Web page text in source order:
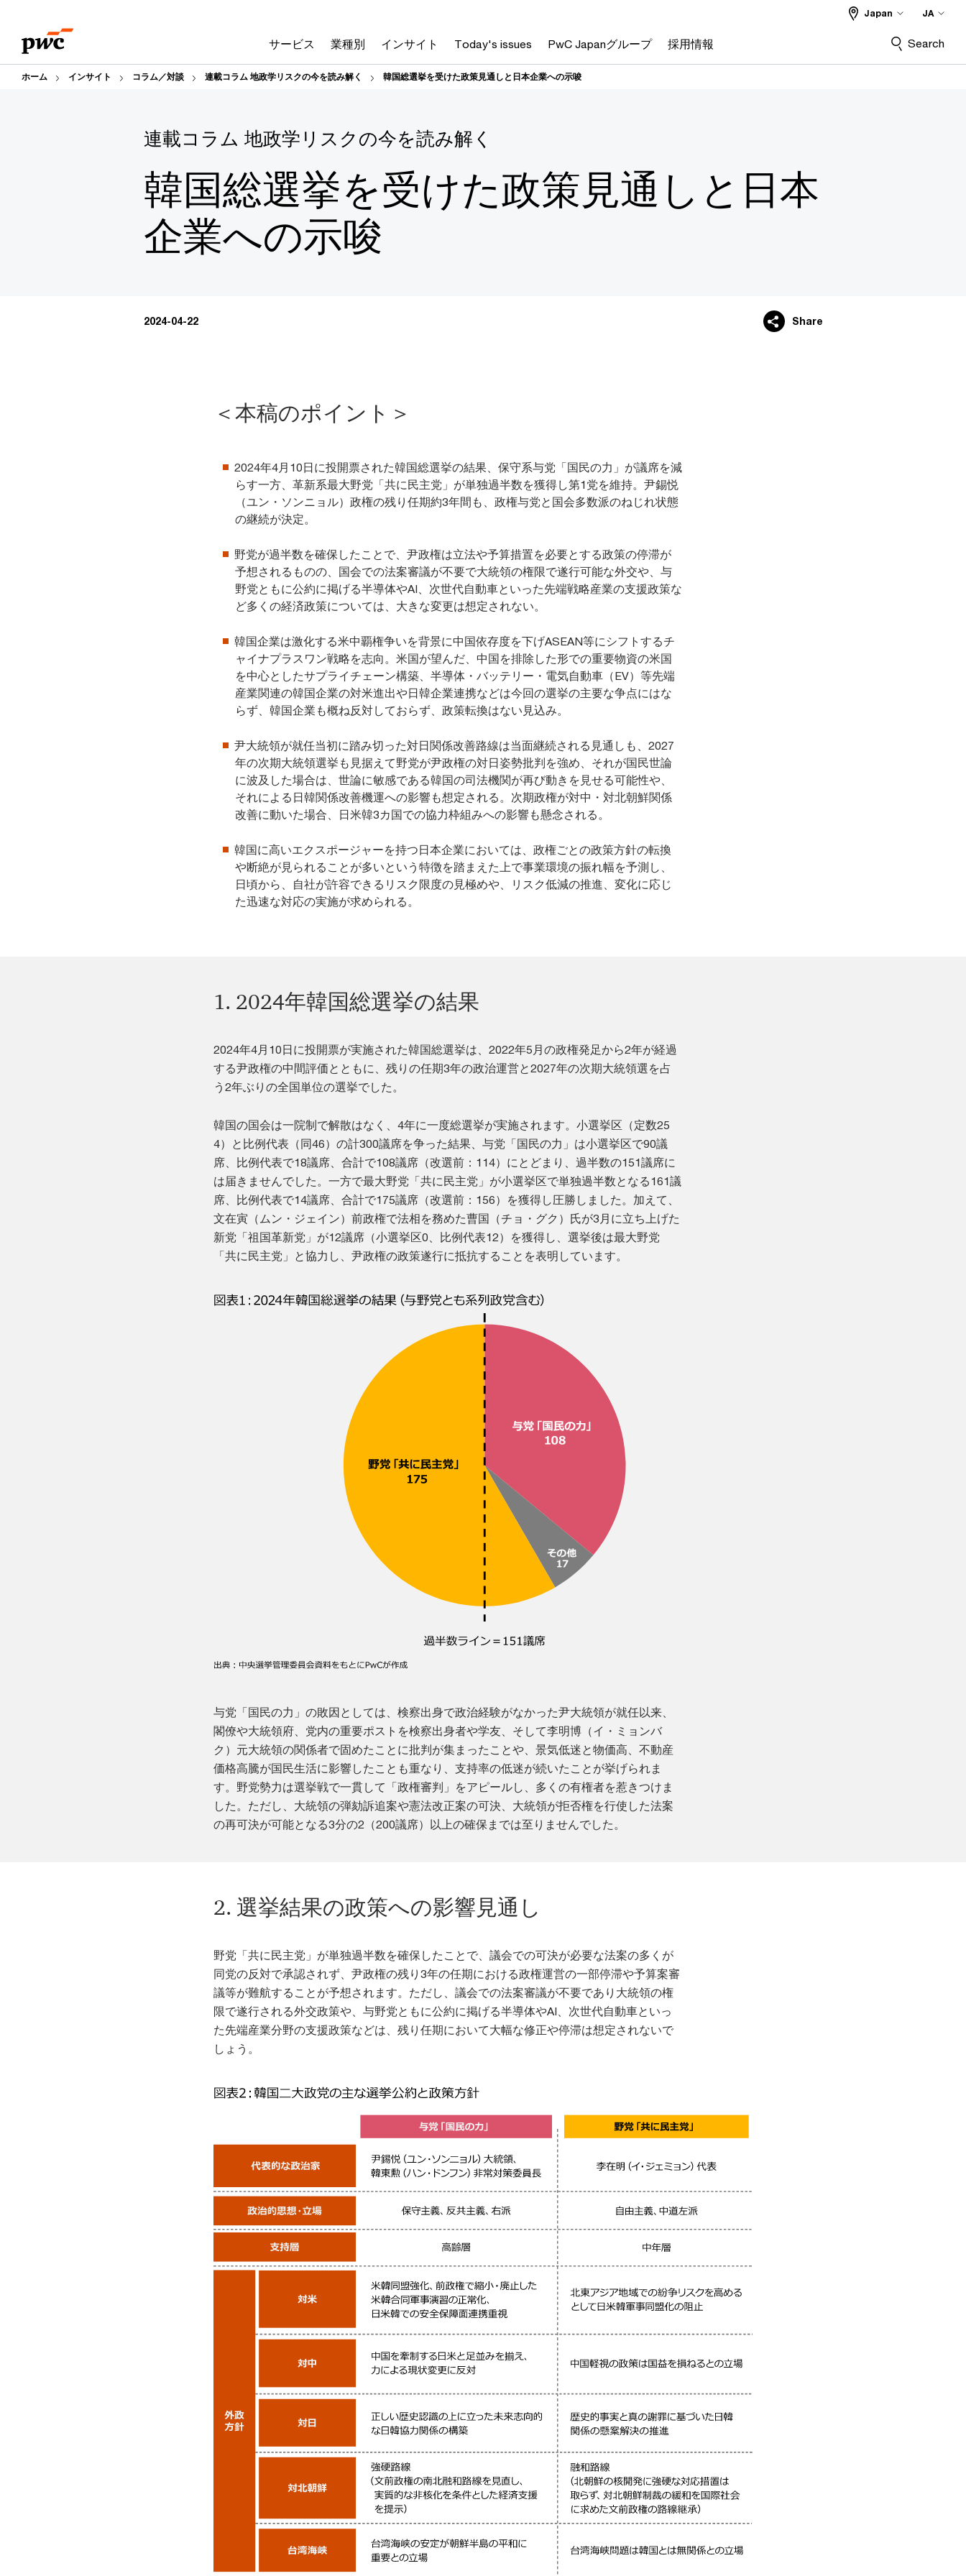
content
footer
サービス 業種別 インサイト Today's issues PwC Japanグループ 採用情報
Japan JA
Search
ホーム インサイト コラム／対談 連載コラム 地政学リスクの今を読み解く 韓国総選挙を受けた政策見通しと日本企業への示唆
連載コラム 地政学リスクの今を読み解く
韓国総選挙を受けた政策見通しと日本
企業への示唆
2024-04-22 Share
＜本稿のポイント＞
2024年4月10日に投開票された韓国総選挙の結果、保守系与党「国民の力」が議席を減
らす一方、革新系最大野党「共に民主党」が単独過半数を獲得し第1党を維持。尹錫悦
（ユン・ソンニョル）政権の残り任期約3年間も、政権与党と国会多数派のねじれ状態
の継続が決定。
野党が過半数を確保したことで、尹政権は立法や予算措置を必要とする政策の停滞が
予想されるものの、国会での法案審議が不要で大統領の権限で遂行可能な外交や、与
野党ともに公約に掲げる半導体やAI、次世代自動車といった先端戦略産業の支援政策な
ど多くの経済政策については、大きな変更は想定されない。
韓国企業は激化する米中覇権争いを背景に中国依存度を下げASEAN等にシフトするチ
ャイナプラスワン戦略を志向。米国が望んだ、中国を排除した形での重要物資の米国
を中心としたサプライチェーン構築、半導体・バッテリー・電気自動車（EV）等先端
産業関連の韓国企業の対米進出や日韓企業連携などは今回の選挙の主要な争点にはな
らず、韓国企業も概ね反対しておらず、政策転換はない見込み。
尹大統領が就任当初に踏み切った対日関係改善路線は当面継続される見通しも、2027
年の次期大統領選挙も見据えて野党が尹政権の対日姿勢批判を強め、それが国民世論
に波及した場合は、世論に敏感である韓国の司法機関が再び動きを見せる可能性や、
それによる日韓関係改善機運への影響も想定される。次期政権が対中・対北朝鮮関係
改善に動いた場合、日米韓3カ国での協力枠組みへの影響も懸念される。
韓国に高いエクスポージャーを持つ日本企業においては、政権ごとの政策方針の転換
や断絶が見られることが多いという特徴を踏まえた上で事業環境の振れ幅を予測し、
日頃から、自社が許容できるリスク限度の見極めや、リスク低減の推進、変化に応じ
た迅速な対応の実施が求められる。
1. 2024年韓国総選挙の結果
2024年4月10日に投開票が実施された韓国総選挙は、2022年5月の政権発足から2年が経過
する尹政権の中間評価とともに、残りの任期3年の政治運営と2027年の次期大統領選を占
う2年ぶりの全国単位の選挙でした。
韓国の国会は一院制で解散はなく、4年に一度総選挙が実施されます。小選挙区（定数25
4）と比例代表（同46）の計300議席を争った結果、与党「国民の力」は小選挙区で90議
席、比例代表で18議席、合計で108議席（改選前：114）にとどまり、過半数の151議席に
は届きませんでした。一方で最大野党「共に民主党」が小選挙区で単独過半数となる161議
席、比例代表で14議席、合計で175議席（改選前：156）を獲得し圧勝しました。加えて、
文在寅（ムン・ジェイン）前政権で法相を務めた曹国（チョ・グク）氏が3月に立ち上げた
新党「祖国革新党」が12議席（小選挙区0、比例代表12）を獲得し、選挙後は最大野党
「共に民主党」と協力し、尹政権の政策遂行に抵抗することを表明しています。
与党「国民の力」の敗因としては、検察出身で政治経験がなかった尹大統領が就任以来、
閣僚や大統領府、党内の重要ポストを検察出身者や学友、そして李明博（イ・ミョンバ
ク）元大統領の関係者で固めたことに批判が集まったことや、景気低迷と物価高、不動産
価格高騰が国民生活に影響したことも重なり、支持率の低迷が続いたことが挙げられま
す。野党勢力は選挙戦で一貫して「政権審判」をアピールし、多くの有権者を惹きつけま
した。ただし、大統領の弾劾訴追案や憲法改正案の可決、大統領が拒否権を行使した法案
の再可決が可能となる3分の2（200議席）以上の確保までは至りませんでした。
2. 選挙結果の政策への影響見通し
野党「共に民主党」が単独過半数を確保したことで、議会での可決が必要な法案の多くが
同党の反対で承認されず、尹政権の残り3年の任期における政権運営の一部停滞や予算案審
議等が難航することが予想されます。ただし、議会での法案審議が不要であり大統領の権
限で遂行される外交政策や、与野党ともに公約に掲げる半導体やAI、次世代自動車といっ
た先端産業分野の支援政策などは、残り任期において大幅な修正や停滞は想定されないで
しょう。